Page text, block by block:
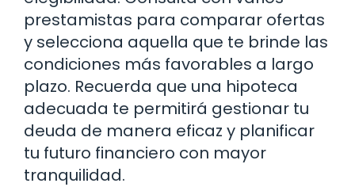
prestamistas para comparar ofertas
y selecciona aquella que te brinde las
condiciones más favorables a largo
plazo. Recuerda que una hipoteca
adecuada te permitirá gestionar tu
deuda de manera eficaz y planificar
tu futuro financiero con mayor
tranquilidad.